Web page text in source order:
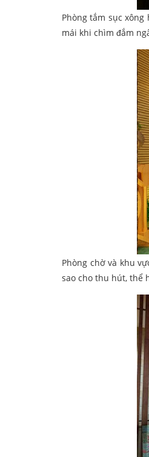
Phòng tắm sục
mái khi chìm đắm
Phòng chờ và khu
sao cho thu hút, thể